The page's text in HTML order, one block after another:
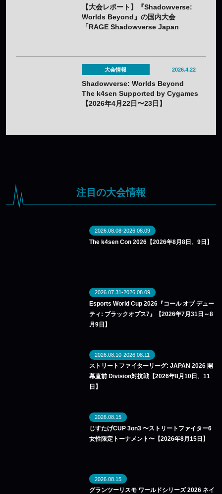
【大会レポート】『Shadowverse:
Worlds Beyond』の国内大会
「RAGE Shadowverse Japan
大会情報 2026.4.22
Shadowverse: Worlds Beyond
The k4sen Supported by Cygames
【2026年4月22日〜23日】
注目の大会情報
2026.08.08-2026.08.09
The k4sen Con 2026【2026年8月8日、9日】
2026.07.31-2026.08.09
Esports World Cup 2026『コール オブ デュー
ティ: ブラックオプス7』【2026年7月31日～8
月9日】
2026.08.10-2026.08.11
ストリートファイターリーグ: JAPAN 2026 開
幕直前 Division対抗戦【2026年8月10日、11
日】
2026.08.15
じすたげCUP 3on3 〜ストリートファイター6
女性限定トーナメント〜【2026年8月15日】
2026.08.15
グランツーリスモ ワールドシリーズ 2026 ネイ